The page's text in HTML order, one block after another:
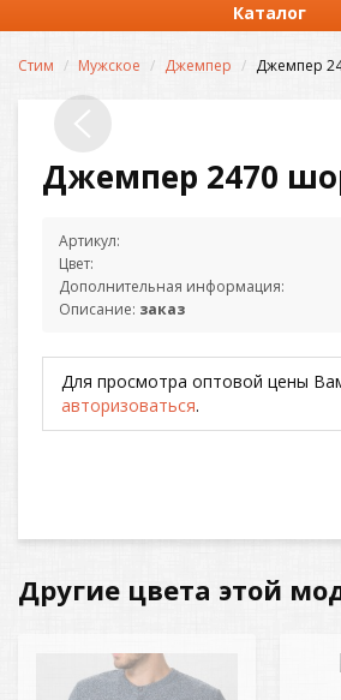
Каталог
Стим Мужское Джемпер Джемпер
Джемпер 2470
Артикул:
Цвет:
Дополнительная информация:
Описание: заказ
Для просмотра оптовой цены
авторизоваться.
Другие цвета этой